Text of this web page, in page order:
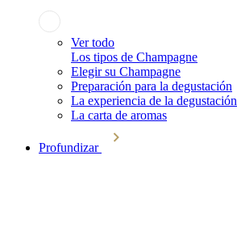
Ver todo
Los tipos de Champagne
Elegir su Champagne
Preparación para la degustación
La experiencia de la degustación
La carta de aromas
Profundizar